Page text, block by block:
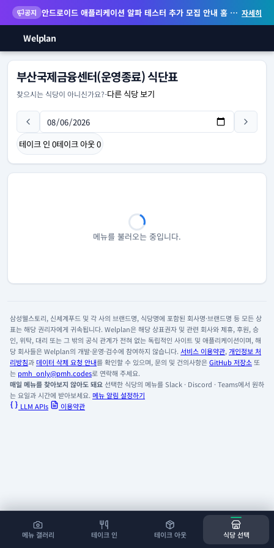
공지 안드로이드 애플리케이션 알파 테스터 추가 모집 안내 홈 화면 위젯 등 지원 자세히
Welplan
메뉴 갤러리 테이크 인 테이크 아웃 식당 선택
부산국제금융센터(운영종료) 식단표
찾으시는 식당이 아니신가요?-다른 식당 보기
테이크 인 0테이크 아웃0
메뉴를 불러오는 중입니다.
삼성웰스토리, 신세계푸드 및 각 사의 브랜드명, 식당명에 포함된 회사명·브랜드명 등 모든 상
표는 해당 권리자에게 귀속됩니다. Welplan은 해당 상표권자 및 관련 회사와 제휴, 후원, 승
인, 위탁, 대리 또는 그 밖의 공식 관계가 전혀 없는 독립적인 사이트 및 애플리케이션이며, 해
당 회사들은 Welplan의 개발·운영·검수에 참여하지 않습니다. 서비스 이용약관, 개인정보 처
리방침과데이터 삭제 요청 안내를 확인할 수 있으며, 문의 및 건의사항은GitHub 저장소 또
는 pmh_only@pmh.codes로 연락해 주세요.
매일 메뉴를 찾아보지 않아도 돼요선택한 식당의 메뉴를 Slack · Discord · Teams에서 원하
는 요일과 시간에 받아보세요. 메뉴 알림 설정하기
LLM APIs
이용약관